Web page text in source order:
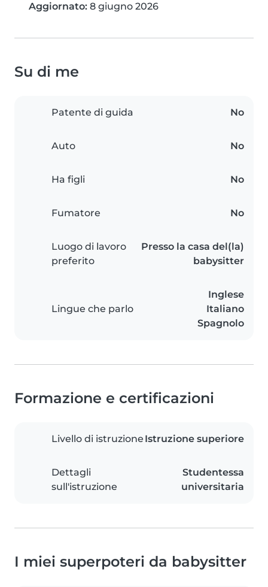
Aggiornato: 8 giugno 2026
Su di me
Patente di guida No
Auto No
Ha figli No
Fumatore No
Luogo di lavoro
preferito
Presso la casa del(la)
babysitter
Lingue che parlo
Inglese
Italiano
Spagnolo
Formazione e certificazioni
Livello di istruzione Istruzione superiore
Dettagli
sull'istruzione
Studentessa
universitaria
I miei superpoteri da babysitter